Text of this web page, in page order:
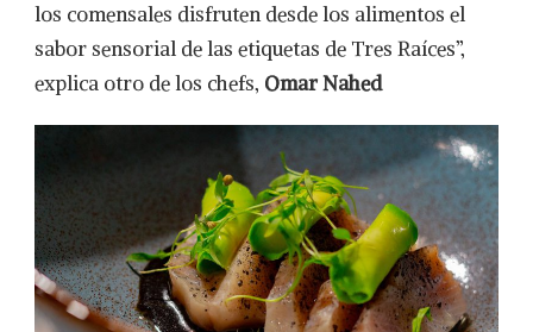
los comensales disfruten desde los alimentos el
sabor sensorial de las etiquetas de Tres Raíces”,
explica otro de los chefs, Omar Nahed